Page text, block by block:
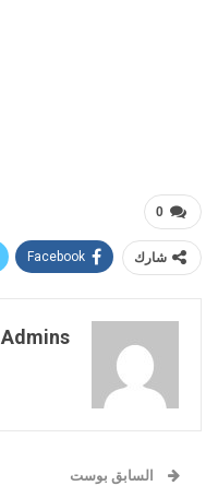
0
شارك Facebook
Admins
السابق بوست